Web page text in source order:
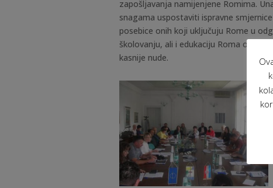
zapošljavanja namijenjene Romima.
snagama uspostaviti ispravne
posebice onih koji uključuju Rome u
školovanju, ali i edukaciju Roma o
kasnije nude.